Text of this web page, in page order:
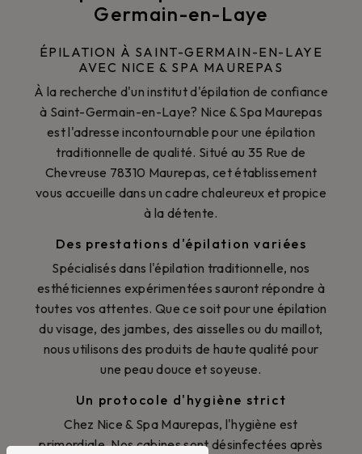
Germain-en-Laye
ÉPILATION À SAINT-GERMAIN-EN-LAYE
AVEC NICE & SPA MAUREPAS
À la recherche d'un institut d'épilation de confiance
à Saint-Germain-en-Laye? Nice & Spa Maurepas
est l'adresse incontournable pour une épilation
traditionnelle de qualité. Situé au 35 Rue de
Chevreuse 78310 Maurepas, cet établissement
vous accueille dans un cadre chaleureux et propice
à la détente.
Des prestations d'épilation variées
Spécialisés dans l'épilation traditionnelle, nos
esthéticiennes expérimentées sauront répondre à
toutes vos attentes. Que ce soit pour une épilation
du visage, des jambes, des aisselles ou du maillot,
nous utilisons des produits de haute qualité pour
une peau douce et soyeuse.
Un protocole d'hygiène strict
Chez Nice & Spa Maurepas, l'hygiène est
primordiale. Nos cabines sont désinfectées après